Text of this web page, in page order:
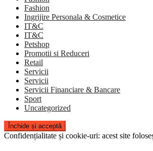
Fashion
Ingrijire Personala & Cosmetice
IT&C
IT&C
Petshop
Promotii si Reduceri
Retail
Servicii
Servicii
Servicii Financiare & Bancare
Sport
Uncategorized
Confidențialitate și cookie-uri: acest site